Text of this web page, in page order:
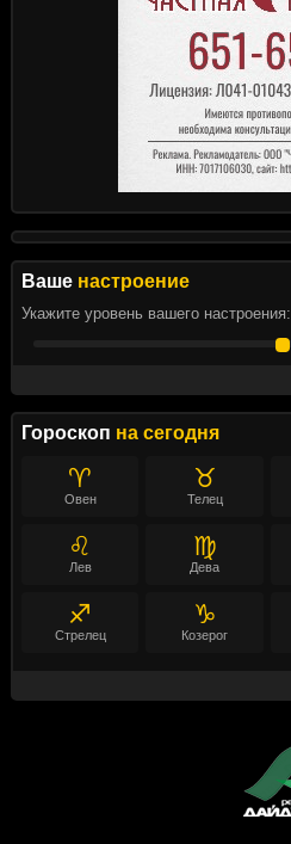
Ваше настроение
Укажите уровень вашего настроения:
Гороскоп на сегодня
♈
Овен
♉
Телец
♌
Лев
♍
Дева
♐
Стрелец
♑
Козерог